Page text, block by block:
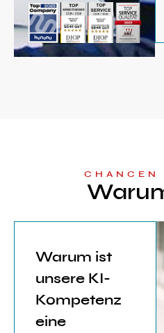
CHANCEN
Warum ist
unsere KI-
Kompetenz
eine